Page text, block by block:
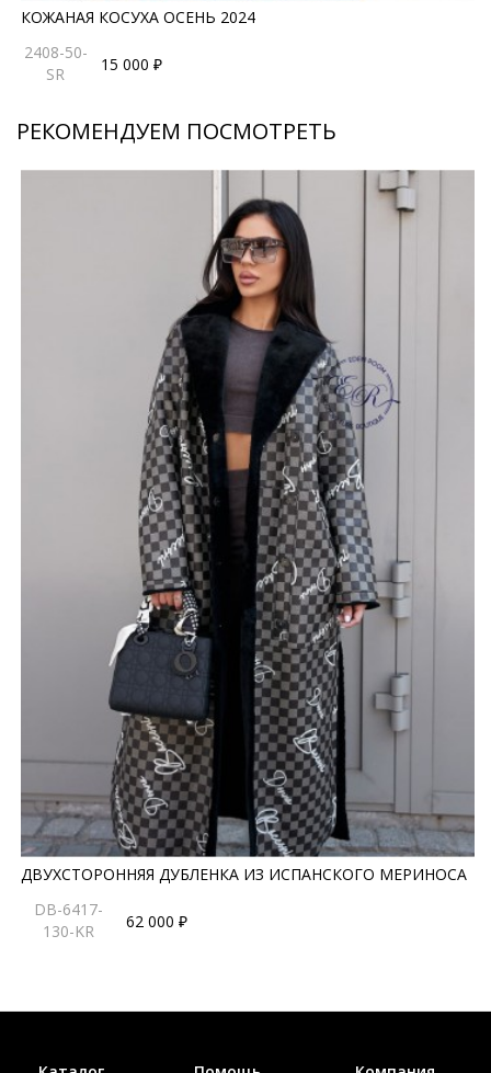
КОЖАНАЯ КОСУХА ОСЕНЬ 2024
2408-50-
SR
15 000 ₽
РЕКОМЕНДУЕМ ПОСМОТРЕТЬ
ДВУХСТОРОННЯЯ ДУБЛЕНКА ИЗ ИСПАНСКОГО МЕРИНОСА
DB-6417-
130-KR
62 000 ₽